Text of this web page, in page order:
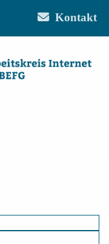
Kontakt